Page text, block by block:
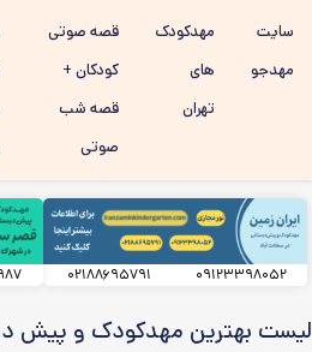
سایت
مهدجو
مهدکودک
های
تهران
قصه صوتی
کودکان +
قصه شب
صوتی
۰۹۱۲۳۳۹۸۰۵۲ ۰۲۱۸۸۶۹۵۷۹۱
لیست بهترین مهدکودک و پیش